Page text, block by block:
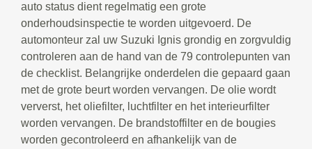
auto status dient regelmatig een grote
onderhoudsinspectie te worden uitgevoerd. De
automonteur zal uw Suzuki Ignis grondig en zorgvuldig
controleren aan de hand van de 79 controlepunten van
de checklist. Belangrijke onderdelen die gepaard gaan
met de grote beurt worden vervangen. De olie wordt
ververst, het oliefilter, luchtfilter en het interieurfilter
worden vervangen. De brandstoffilter en de bougies
worden gecontroleerd en afhankelijk van de